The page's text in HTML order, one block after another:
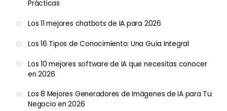
Prácticas
Los 11 mejores chatbots de IA para 2026
Los 16 Tipos de Conocimiento: Una Guía Integral
Los 10 mejores software de IA que necesitas conocer
en 2026
Los 8 Mejores Generadores de Imágenes de IA para Tu
Negocio en 2026